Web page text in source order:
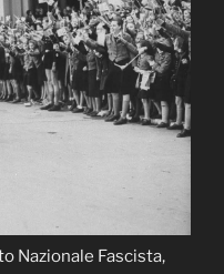
Nazionale Fascista,